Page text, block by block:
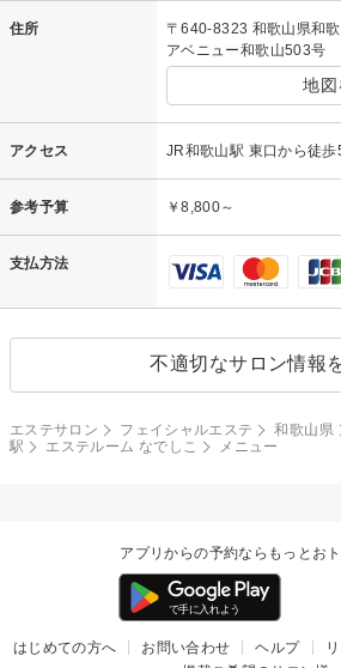
住所
〒640-8323 和歌山県和
アベニュー和歌山503号
地図
アクセス JR和歌山駅 東口から徒歩
参考予算 ￥8,800～
支払方法
不適切なサロン情報
エステサロン フェイシャルエステ 和歌山県
駅
エステルーム なでしこ メニュー
アプリからの予約ならもっとお
はじめての方へ お問い合わせ ヘルプ